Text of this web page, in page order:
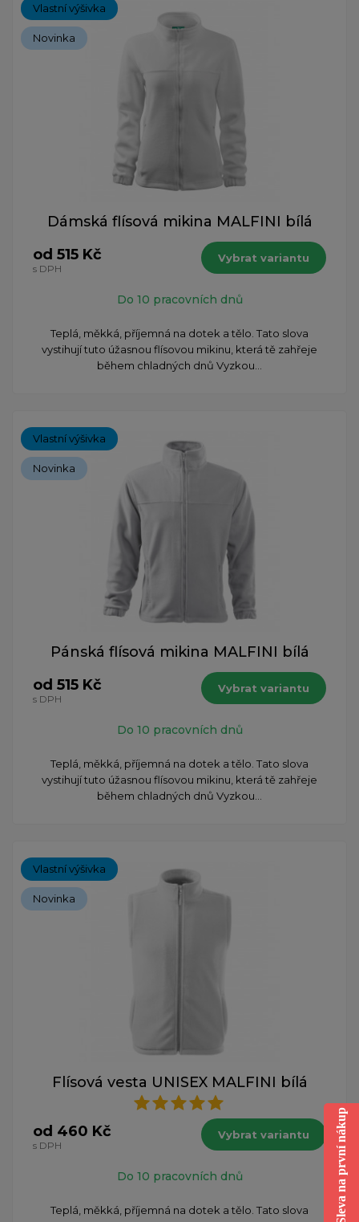
Vlastní výšivka
Novinka
Dámská flísová mikina MALFINI bílá
od 515 Kč
s DPH
Vybrat variantu
Do 10 pracovních dnů
​Teplá, měkká, příjemná na dotek a tělo. Tato slova
vystihují tuto úžasnou flísovou mikinu, která tě zahřeje
během chladných dnů Vyzkou...
Vlastní výšivka
Novinka
Pánská flísová mikina MALFINI bílá
od 515 Kč
s DPH
Vybrat variantu
Do 10 pracovních dnů
​Teplá, měkká, příjemná na dotek a tělo. Tato slova
vystihují tuto úžasnou flísovou mikinu, která tě zahřeje
během chladných dnů Vyzkou...
Vlastní výšivka
Novinka
Flísová vesta UNISEX MALFINI bílá
od 460 Kč
s DPH
Vybrat variantu
Do 10 pracovních dnů
Teplá, měkká, příjemná na dotek a tělo. Tato slova
Sleva na první nákup